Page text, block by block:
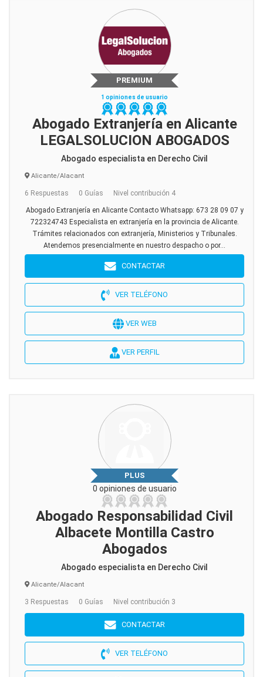
PREMIUM
1 opiniones de usuario
Abogado Extranjería en Alicante
LEGALSOLUCION ABOGADOS
Abogado especialista en Derecho Civil
Alicante/Alacant
6 Respuestas 0 Guías Nivel contribución 4
Abogado Extranjería en Alicante Contacto Whatsapp: 673 28 09 07 y
722324743 Especialista en extranjería en la provincia de Alicante.
Trámites relacionados con extranjería, Ministerios y Tribunales.
Atendemos presencialmente en nuestro despacho o por...
CONTACTAR
VER TELÉFONO
VER WEB
VER PERFIL
PLUS
0 opiniones de usuario
Abogado Responsabilidad Civil
Albacete Montilla Castro
Abogados
Abogado especialista en Derecho Civil
Alicante/Alacant
3 Respuestas 0 Guías Nivel contribución 3
CONTACTAR
VER TELÉFONO